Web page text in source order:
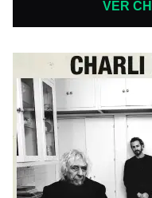
VER